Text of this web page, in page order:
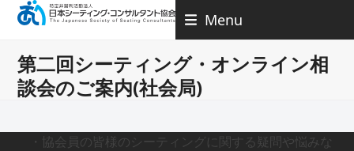
Skip
Menu
第二回シーティング・オンライン相
談会のご案内(社会局)
・協会員の皆様のシーティングに関する疑問や悩みな